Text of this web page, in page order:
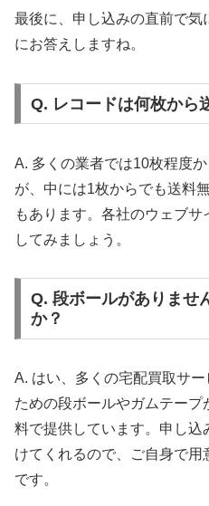
梱包キット 完全無料
円
⚡
スピード査定
累計1,700万枚の買取実績
ード専門店。独自の商品
エコストアレコ
🐝 BeeRecords：利用
感
📊 グループ全体 350万
📋
1点ごと の査定額を
📱
マイページで リアル
📦 宅配キット 最大10個
最後に、申し込みの直前で気
にお答えしますね。
Q. レコードは何枚から
A. 多くの業者では10枚程度
が、中には1枚からでも送料
もあります。各社のウェブ
してみましょう。
Q. 段ボールがありませ
か？
A. はい、多くの宅配買取サ
ための段ボールやガムテー
料で提供しています。申し
けてくれるので、ご自身で用
です。